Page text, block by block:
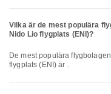
Vilka är de mest populära
Nido Lio flygplats (ENI)?
De mest populära flygbolagen för internationella flyg från El Nido Lio
flygplats (ENI) är .